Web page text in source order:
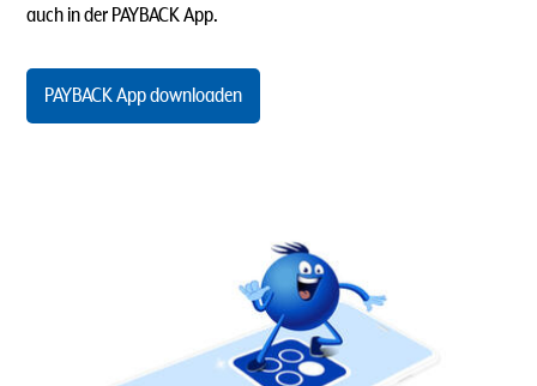
auch in der PAYBACK App.
PAYBACK App downloaden